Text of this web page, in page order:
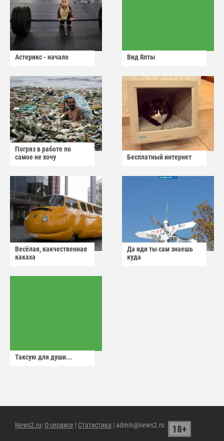
Астерикс - начало Вид Ялты
Погряз в работе по
самое не хочу
Бесплатный интернет
Весёлая, какчественная
какаха
Да иди ты сам знаешь
куда
Таксую для души...
News2.ru: О сервисе | Статистика | admin@news2.ru 18+